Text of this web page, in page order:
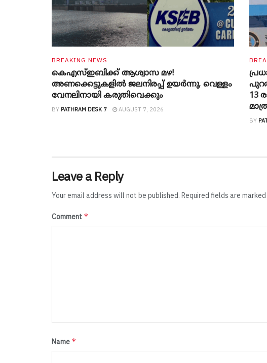
BREAKING NEWS
കെഎസ്ഇബിക്ക് ആശ്വാസ മഴ!
അണക്കെട്ടുകളിൽ ജലനിരപ്പ് ഉയർന്നു, വെള്ളം
വേനലിനായി കരുതിവെക്കും
BY PATHRAM DESK 7 AUGUST 7, 2026
13
BY
Leave a Reply
Your email address will not be published. Required fields are marked
Comment *
Name *